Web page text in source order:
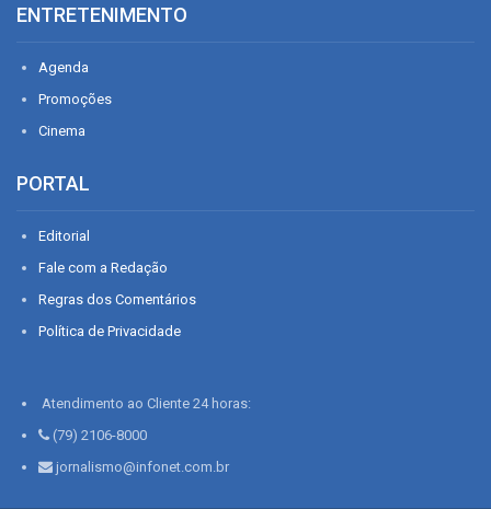
ENTRETENIMENTO
Agenda
Promoções
Cinema
PORTAL
Editorial
Fale com a Redação
Regras dos Comentários
Política de Privacidade
Atendimento ao Cliente 24 horas:
(79) 2106-8000
jornalismo@infonet.com.br